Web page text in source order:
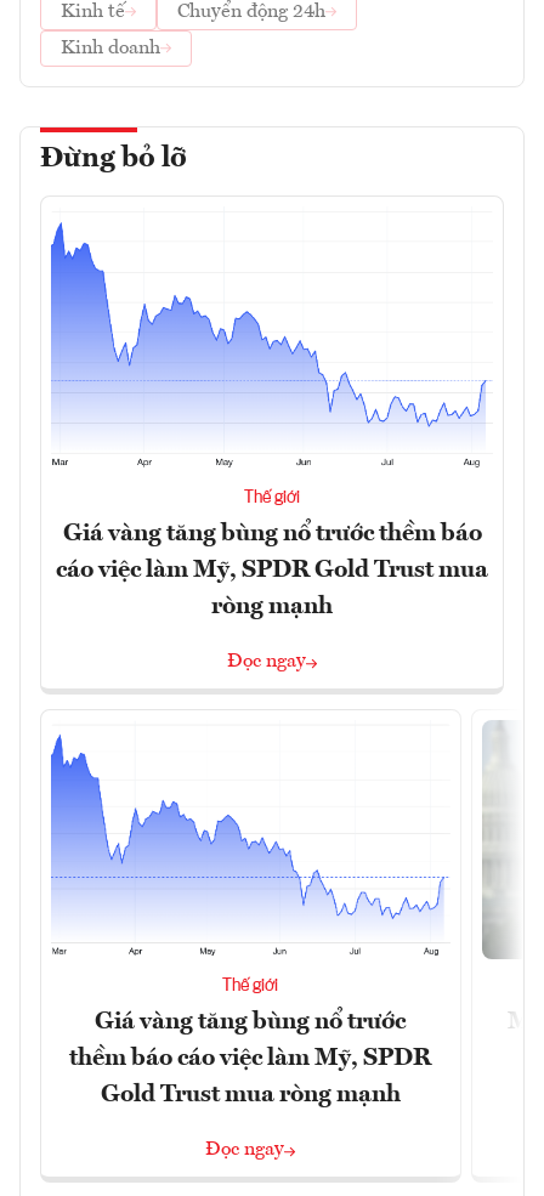
Kinh tế
Chuyển động 24h
Kinh doanh
Đừng bỏ lỡ
Thế giới
Giá vàng tăng bùng nổ trước thềm báo
cáo việc làm Mỹ, SPDR Gold Trust mua
ròng mạnh
Đọc ngay
Thế giới
Giá vàng tăng bùng nổ trước
thềm báo cáo việc làm Mỹ, SPDR
Gold Trust mua ròng mạnh
Đọc ngay